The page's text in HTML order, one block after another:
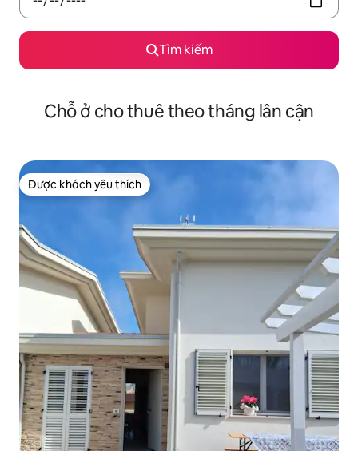
Tìm kiếm
Chỗ ở cho thuê theo tháng lân cận
Được khách yêu thích
Được khách yêu thích